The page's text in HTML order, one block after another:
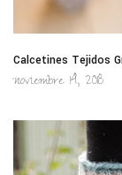
Calcetines Tejidos
noviembre 14, 2018